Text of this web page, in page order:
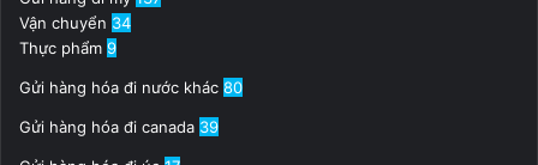
Vận chuyển 34
Thực phẩm 9
Gửi hàng hóa đi nước khác 80
Gửi hàng hóa đi canada 39